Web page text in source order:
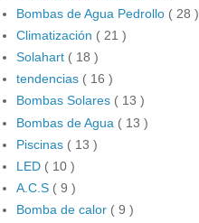
Bombas de Agua Pedrollo ( 28 )
Climatización ( 21 )
Solahart ( 18 )
tendencias ( 16 )
Bombas Solares ( 13 )
Bombas de Agua ( 13 )
Piscinas ( 13 )
LED ( 10 )
A.C.S ( 9 )
Bomba de calor ( 9 )